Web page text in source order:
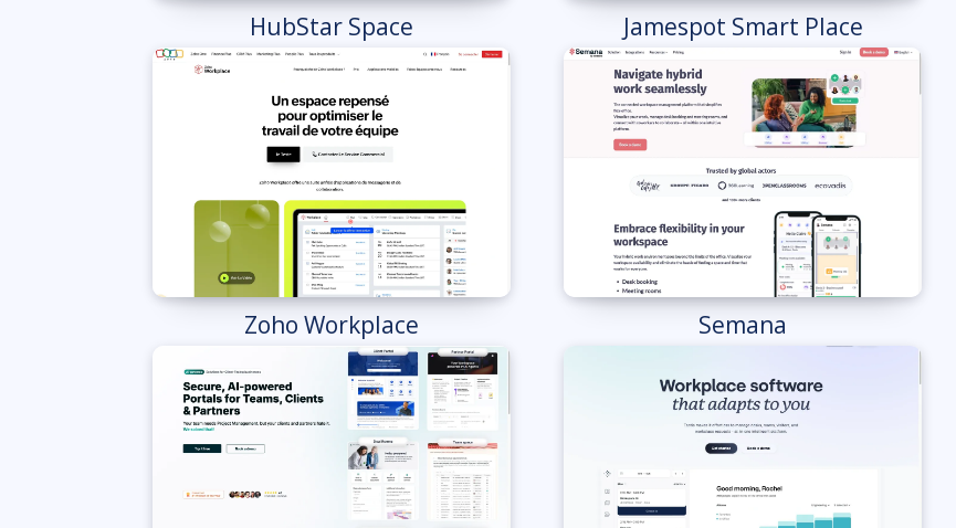
HubStar Space Jamespot Smart Place
Zoho Workplace Semana